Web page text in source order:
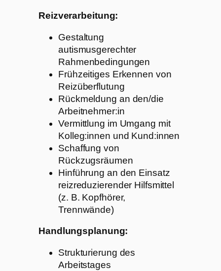
Reizverarbeitung:
Gestaltung
autismusgerechter
Rahmenbedingungen
Frühzeitiges Erkennen von
Reizüberflutung
Rückmeldung an den/die
Arbeitnehmer:in
Vermittlung im Umgang mit
Kolleg:innen und Kund:innen
Schaffung von
Rückzugsräumen
Hinführung an den Einsatz
reizreduzierender Hilfsmittel
(z. B. Kopfhörer,
Trennwände)
Handlungsplanung:
Strukturierung des
Arbeitstages